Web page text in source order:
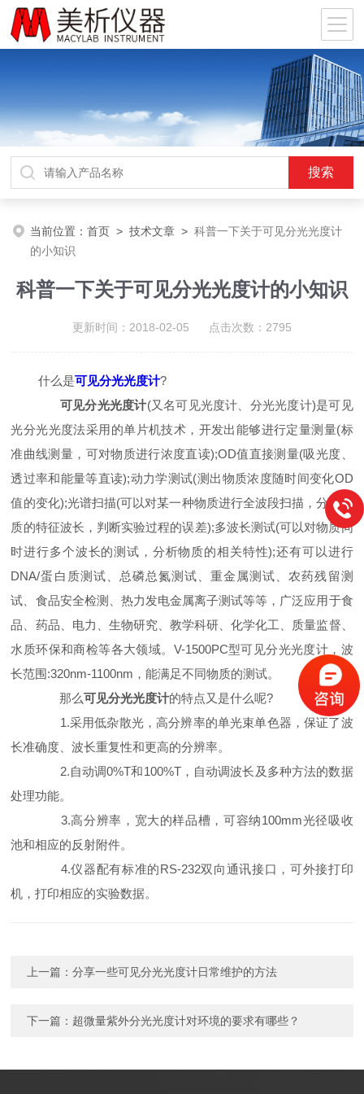
当前位置：首页 >技术文章 >科普一下关于可见分光光度计
的小知识
科普一下关于可见分光光度计的小知识
更新时间：2018-02-05 点击次数：2795
什么是可见分光光度计?
可见分光光度计(又名可见光度计、分光光度计)是可见
光分光光度法采用的单片机技术，开发出能够进行定量测量(标
准曲线测量，可对物质进行浓度直读);OD值直接测量(吸光度、
透过率和能量等直读);动力学测试(测出物质浓度随时间变化OD
值的变化);光谱扫描(可以对某一种物质进行全波段扫描，分析物
质的特征波长，判断实验过程的误差);多波长测试(可以对物质同
时进行多个波长的测试，分析物质的相关特性);还有可以进行
DNA/蛋白质测试、总磷总氮测试、重金属测试、农药残留测
试、食品安全检测、热力发电金属离子测试等等，广泛应用于食
品、药品、电力、生物研究、教学科研、化学化工、质量监督、
水质环保和商检等各大领域。V-1500PC型可见分光光度计，波
长范围:320nm-1100nm，能满足不同物质的测试。
那么可见分光光度计的特点又是什么呢?
1.采用低杂散光，高分辨率的单光束单色器，保证了波
长准确度、波长重复性和更高的分辨率。
2.自动调0%T和100%T，自动调波长及多种方法的数据
处理功能。
3.高分辨率，宽大的样品槽，可容纳100mm光径吸收
池和相应的反射附件。
4.仪器配有标准的RS-232双向通讯接口，可外接打印
机，打印相应的实验数据。
上一篇：分享一些可见分光光度计日常维护的方法
下一篇： 超微量紫外分光光度计对环境的要求有哪些？